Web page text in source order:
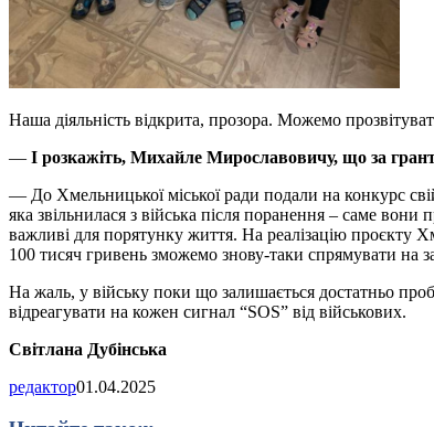
Наша діяльність відкрита, прозора. Можемо
— І розкажіть, Михайле Мирославовичу, що за
— До Хмельницької міської ради подали на конкурс
яка звільнилася з війська після поранення – саме
важливі для порятунку життя. На реалізацію проєкту
100 тисяч гривень зможемо знову-таки спрямувати на
На жаль, у війську поки що залишається достатньо
відреагувати на кожен сигнал “SOS” від військових.
Світлана Дубінська
редактор01.04.2025